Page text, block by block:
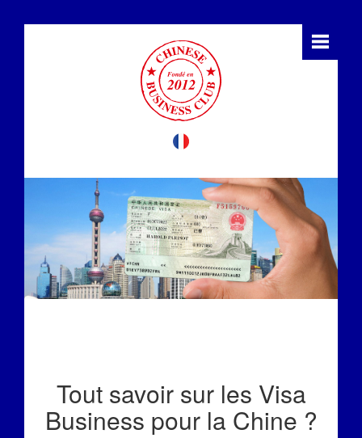
Tout savoir sur les Visa
Business pour la Chine ?